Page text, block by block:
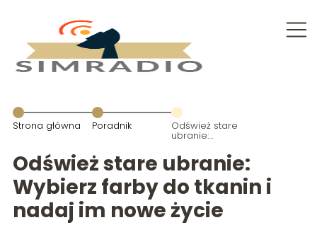
Strona główna Poradnik Odśwież stare
ubranie:
do tkanin i
nadaj im
nowe życie
Odśwież stare ubranie:
Wybierz farby do tkanin i
nadaj im nowe życie